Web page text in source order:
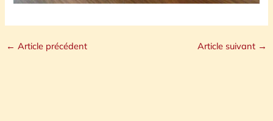
← Article précédent Article suivant →